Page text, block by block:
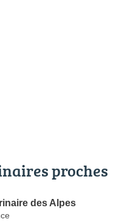
proches
des Alpes